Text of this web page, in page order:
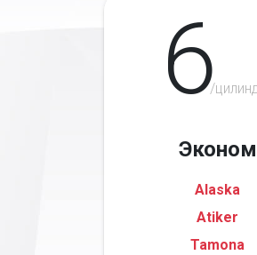
6/
Эконом
Alaska
Atiker
Tamona